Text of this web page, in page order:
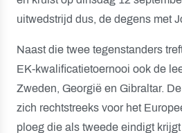
uitwedstrijd dus, de degens met
Naast die twee tegenstanders
EK-kwalificatietoernooi ook de
Zweden, Georgië en Gibraltar.
zich rechtstreeks voor het
ploeg die als tweede eindigt